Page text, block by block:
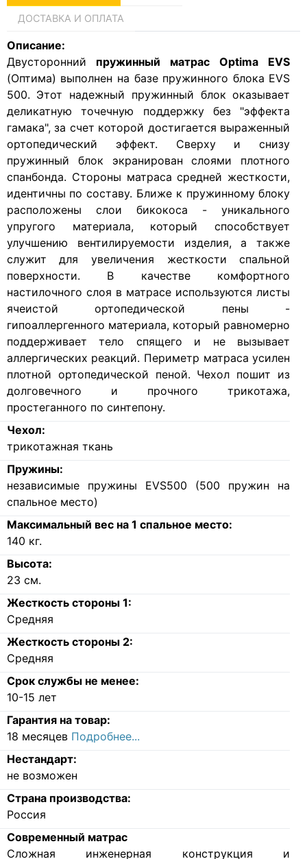
ДОСТАВКА И ОПЛАТА
Описание:
Двусторонний пружинный матрас Optima EVS
(Оптима) выполнен на базе пружинного блока EVS
500. Этот надежный пружинный блок оказывает
деликатную точечную поддержку без "эффекта
гамака", за счет которой достигается выраженный
ортопедический эффект. Сверху и снизу
пружинный блок экранирован слоями плотного
спанбонда. Стороны матраса средней жесткости,
идентичны по составу. Ближе к пружинному блоку
расположены слои бикокоса - уникального
упругого материала, который способствует
улучшению вентилируемости изделия, а также
служит для увеличения жесткости спальной
поверхности. В качестве комфортного
настилочного слоя в матрасе используются листы
ячеистой ортопедической пены -
гипоаллергенного материала, который равномерно
поддерживает тело спящего и не вызывает
аллергических реакций. Периметр матраса усилен
плотной ортопедической пеной. Чехол пошит из
долговечного и прочного трикотажа,
простеганного по синтепону.
Чехол:
трикотажная ткань
Пружины:
независимые пружины EVS500 (500 пружин на
спальное место)
Максимальный вес на 1 спальное место:
140 кг.
Высота:
23 см.
Жесткость стороны 1:
Средняя
Жесткость стороны 2:
Средняя
Срок службы не менее:
10-15 лет
Гарантия на товар:
18 месяцев Подробнее...
Нестандарт:
не возможен
Страна производства:
Россия
Современный матрас
Cложная инженерная конструкция и